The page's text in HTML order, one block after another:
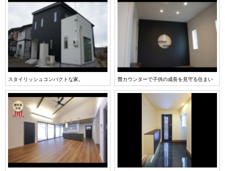
スタイリッシュコンパクトな家。 畳カウンターで子供の成長を見守る住まい